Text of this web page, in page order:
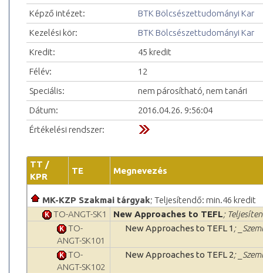
Képző intézet:
BTK Bölcsészettudományi Kar
Kezelési kör:
BTK Bölcsészettudományi Kar
Kredit:
45 kredit
Félév:
12
Speciális:
nem párosítható, nem tanári
Dátum:
2016.04.26. 9:56:04
Értékelési rendszer:
TT /
KPR
TE Megnevezés
MK-KZP Szakmai tárgyak; Teljesítendő: min.46 kredit
TO-ANGT-SK1
New Approaches to TEFL;
TO-
ANGT-SK101
New Approaches to TEFL 1;
TO-
ANGT-SK102
New Approaches to TEFL 2;